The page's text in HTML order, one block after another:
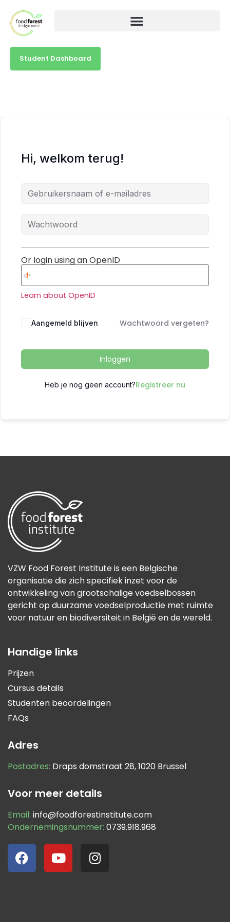
Student Dashboard
Hi, welkom terug!
Or login using an OpenID
Learn about OpenID
Aangemeld blijven Wachtwoord vergeten?
Inloggen
Heb je nog geen account?Registreer nu
VZW Food Forest Institute is een Belgische
organisatie die zich specifiek inzet voor de
ontwikkeling van grootschalige voedselbossen
gericht op duurzame voedselproductie met ruimte
voor natuur en biodiversiteit in België en de wereld.
Handige links
Prijzen
Cursus details
Studenten beoordelingen
FAQs
Adres
Postadres: Draps domstraat 28, 1020 Brussel
Voor meer details
Email: info@foodforestinstitute.com
Ondernemingsnummer: 0739.918.968